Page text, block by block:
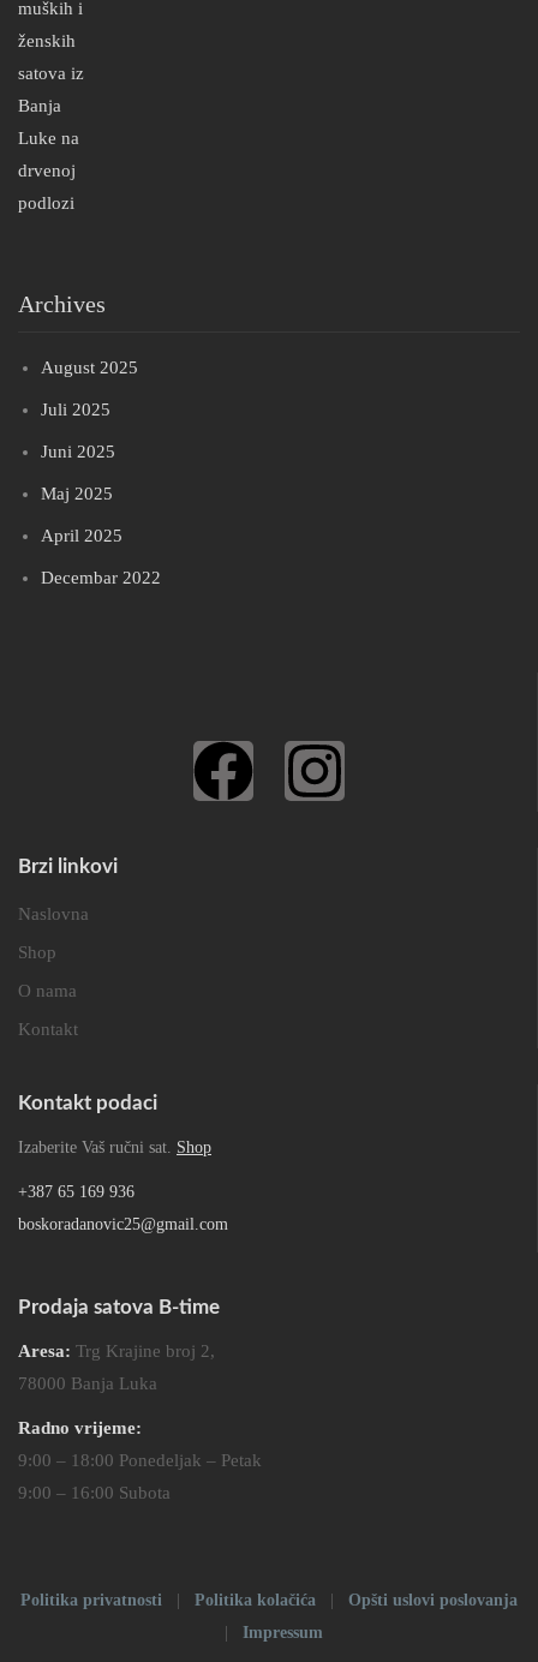
Archives
August 2025
Juli 2025
Juni 2025
Maj 2025
April 2025
Decembar 2022
Brzi linkovi
Naslovna
Shop
O nama
Kontakt
Kontakt podaci
Izaberite Vaš ručni sat. Shop
+387 65 169 936
boskoradanovic25@gmail.com
Prodaja satova B-time
Aresa: Trg Krajine broj 2,
78000 Banja Luka
Radno vrijeme:
9:00 – 18:00 Ponedeljak – Petak
9:00 – 16:00 Subota
Politika privatnosti Politika kolačića
Opšti uslovi poslovanja
Impressum